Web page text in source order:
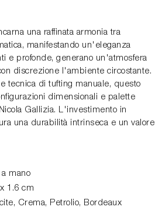
una raffinata armonia tra
manifestando un'eleganza
e profonde, generano un'atmosfera
discrezione l'ambiente circostante.
tecnica di tufting manuale, questo
dimensionali e palette
Gallizia. L'investimento in
una durabilità intrinseca e un valore
mano
1.6 cm
Crema, Petrolio, Bordeaux